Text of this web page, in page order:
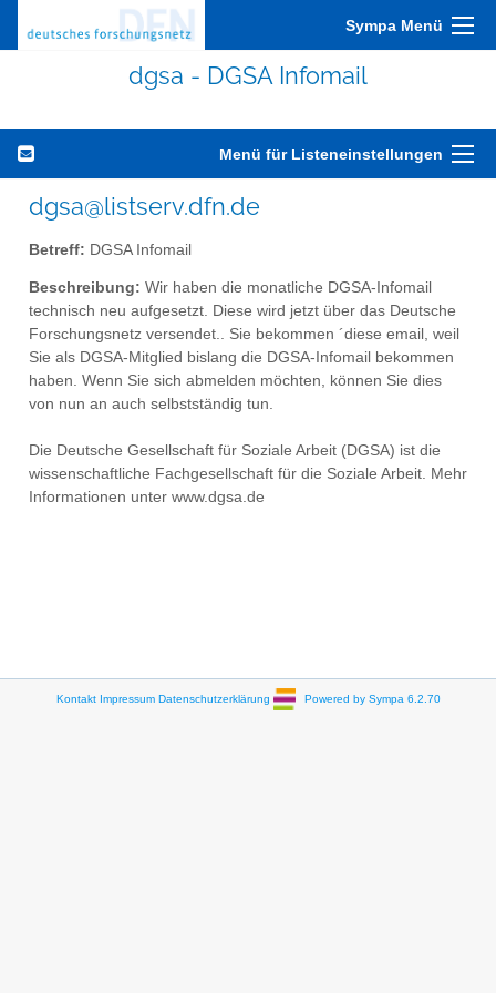
Sympa Menü
dgsa - DGSA Infomail
Menü für Listeneinstellungen
dgsa@listserv.dfn.de
Betreff: DGSA Infomail
Beschreibung: Wir haben die monatliche DGSA-Infomail
technisch neu aufgesetzt. Diese wird jetzt über das Deutsche
Forschungsnetz versendet.. Sie bekommen ´diese email, weil
Sie als DGSA-Mitglied bislang die DGSA-Infomail bekommen
haben. Wenn Sie sich abmelden möchten, können Sie dies
von nun an auch selbstständig tun.
Die Deutsche Gesellschaft für Soziale Arbeit (DGSA) ist die
wissenschaftliche Fachgesellschaft für die Soziale Arbeit. Mehr
Informationen unter www.dgsa.de
Kontakt Impressum Datenschutzerklärung Powered by Sympa 6.2.70